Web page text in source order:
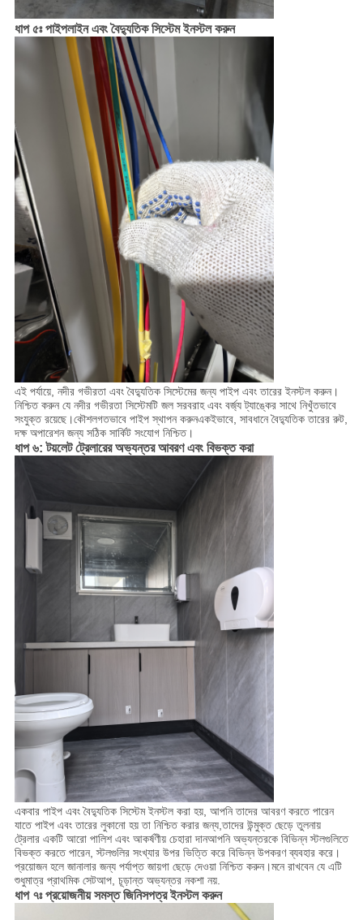
ধাপ ৫ঃ পাইপলাইন এবং বৈদ্যুতিক সিস্টেম ইনস্টল করুন
এই পর্যায়ে, নদীর গভীরতা এবং বৈদ্যুতিক সিস্টেমের জন্য পাইপ এবং তারের ইনস্টল করুন।
নিশ্চিত করুন যে নদীর গভীরতা সিস্টেমটি জল সরবরাহ এবং বর্জ্য ট্যাঙ্কের সাথে নিখুঁতভাবে
সংযুক্ত রয়েছে।কৌশলগতভাবে পাইপ স্থাপন করুনএকইভাবে, সাবধানে বৈদ্যুতিক তারের রুট,
দক্ষ অপারেশন জন্য সঠিক সার্কিট সংযোগ নিশ্চিত।
ধাপ ৬: টয়লেট ট্রেলারের অভ্যন্তর আবরণ এবং বিভক্ত করা
একবার পাইপ এবং বৈদ্যুতিক সিস্টেম ইনস্টল করা হয়, আপনি তাদের আবরণ করতে পারেন
যাতে পাইপ এবং তারের লুকানো হয় তা নিশ্চিত করার জন্য,তাদের উন্মুক্ত ছেড়ে তুলনায়
ট্রেলার একটি আরো পালিশ এবং আকর্ষণীয় চেহারা দানআপনি অভ্যন্তরকে বিভিন্ন স্টলগুলিতে
বিভক্ত করতে পারেন, স্টলগুলির সংখ্যার উপর ভিত্তি করে বিভিন্ন উপকরণ ব্যবহার করে।
প্রয়োজন হলে জানালার জন্য পর্যাপ্ত জায়গা ছেড়ে দেওয়া নিশ্চিত করুন।মনে রাখবেন যে এটি
শুধুমাত্র প্রাথমিক সেটআপ, চূড়ান্ত অভ্যন্তর নকশা নয়.
ধাপ ৭ঃ প্রয়োজনীয় সমস্ত জিনিসপত্র ইনস্টল করুন